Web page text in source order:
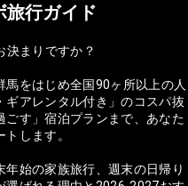
旅行ガイド
決まりですか？
をはじめ全国90ヶ所以上の人
アレンタル付き」のコスパ抜
す」宿泊プランまで、あなた
します。
始の家族旅行、週末の日帰り